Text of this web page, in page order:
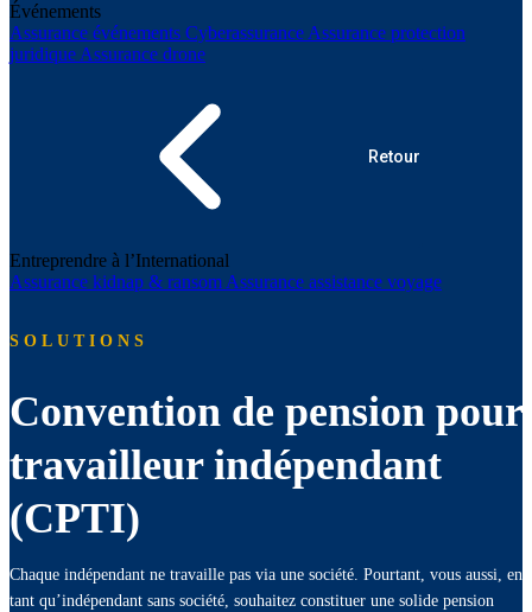
Événements
Assurance événements Cyberassurance Assurance protection
juridique Assurance drone
Retour
Entreprendre à l’International
Assurance kidnap & ransom Assurance assistance voyage
SOLUTIONS
Convention de pension pour
travailleur indépendant
(CPTI)
Chaque indépendant ne travaille pas via une société. Pourtant, vous aussi, en
tant qu’indépendant sans société, souhaitez constituer une solide pension